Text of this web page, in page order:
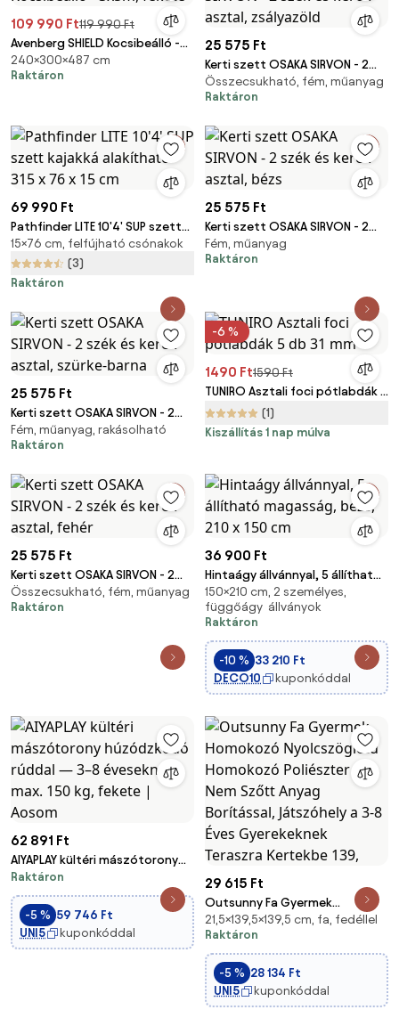
109 990 Ft119 990 Ft
Avenberg SHIELD Kocsibeálló -
3x5m, fekete
240×300×487 cm
Raktáron
25 575 Ft
Kerti szett OSAKA SIRVON - 2
szék és kerek asztal, zsályazöld
Összecsukható, fém, műanyag
Raktáron
69 990 Ft
Pathfinder LITE 10'4' SUP szett
kajakká alakítható 315 x 76 x 15
cm
15×76 cm, felfújható csónakok
(3)
Raktáron
25 575 Ft
Kerti szett OSAKA SIRVON - 2
szék és kerek asztal, bézs
Fém, műanyag
Raktáron
25 575 Ft
Kerti szett OSAKA SIRVON - 2
szék és kerek asztal, szürke-
barna
Fém, műanyag, rakásolható
Raktáron
-6 %
1490 Ft1590 Ft
TUNIRO Asztali foci pótlabdák 5
db 31 mm (1)
Kiszállítás 1 nap múlva
25 575 Ft
Kerti szett OSAKA SIRVON - 2
szék és kerek asztal, fehér
Összecsukható, fém, műanyag
Raktáron
36 900 Ft
Hintaágy állvánnyal, 5 állítható
magasság, bézs, 210 x 150 cm
150×210 cm, 2 személyes,
függőágy állványok
Raktáron
-10 % 33 210 Ft
DECO10
kuponkóddal
62 891 Ft
AIYAPLAY kültéri mászótorony
húzódzkodó rúddal — 3–8
éveseknek, max. 150 kg, fekete |
Aosom
Raktáron
-5 % 59 746 Ft
UNI5
kuponkóddal
29 615 Ft
Outsunny Fa Gyermek
Homokozó Nyolcszögletű
Homokozó Poliészter és Nem
Szőtt Anyag Borítással,
Játszóhely a 3-8 Éves
Gyerekeknek Teraszra Kertekbe
139,
21,5×139,5×139,5 cm, fa, fedéllel
Raktáron
-5 % 28 134 Ft
UNI5
kuponkóddal